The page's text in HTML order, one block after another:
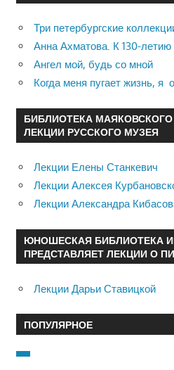
Три петербургские
Анна Ахматова. К 130-
Ангел мой, будь со мной
Когда меня пугает жизнь, я
БИБЛИОТЕКА
ЛЕКЦИИ РУССКОГО МУЗЕЯ
Лекции Елены Станкевич
Лекции Алексея
Лекции Александра
ЮНОШЕСКАЯ БИБЛИОТЕКА
ПРЕДСТАВЛЯЕТ ЛЕКЦИИ О
Лекции Дарьи Ставицкой
ПОПУЛЯРНОЕ